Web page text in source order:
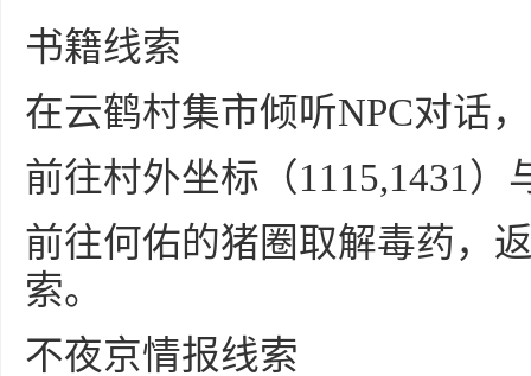
书籍线索
在云鹤村集市倾听NPC对话
前往村外坐标（1115,1431
前往何佑的猪圈取解毒药，
索。
不夜京情报线索